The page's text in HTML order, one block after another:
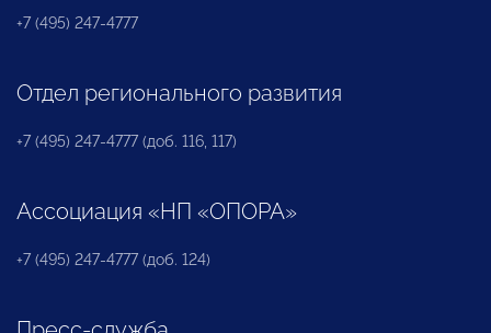
+7 (495) 247-4777
Отдел регионального развития
+7 (495) 247-4777 (доб. 116, 117)
Ассоциация «НП «ОПОРА»
+7 (495) 247-4777 (доб. 124)